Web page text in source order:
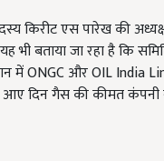
किरीट एस पारेख की
बताया जा रहा है कि
में ONGC और OIL India
आए दिन गैस की कीमत